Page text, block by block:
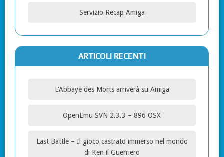
Servizio Recap Amiga
ARTICOLI RECENTI
L’Abbaye des Morts arriverà su Amiga
OpenEmu SVN 2.3.3 – 896 OSX
Last Battle – Il gioco castrato immerso nel mondo
di Ken il Guerriero